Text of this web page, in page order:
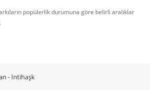
popülerlik durumuna göre belirli aralıklar
- İntihaşk